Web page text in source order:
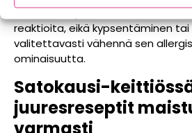
P.S. Joillekin palsternakka
reaktioita, eikä kypsentäminen
valitettavasti vähennä sen
ominaisuutta.
Satokausi-
juuresreseptit
varmasti